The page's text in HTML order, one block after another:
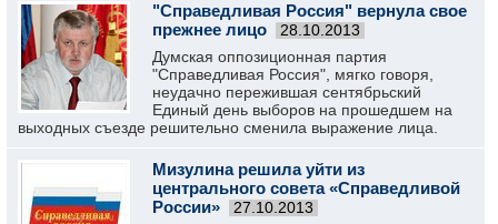
"Справедливая Россия" вернула свое
прежнее лицо
28.10.2013
Думская оппозиционная партия
"Справедливая Россия", мягко говоря,
неудачно пережившая сентябрьский
Единый день выборов на прошедшем на
выходных съезде решительно сменила выражение лица.
Мизулина решила уйти из
центрального совета «Справедливой
России»
27.10.2013